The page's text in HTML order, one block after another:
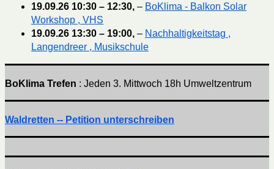
19.09.26 10:30 – 12:30, – BoKlima - Balkon Solar
Workshop , VHS
19.09.26 13:30 – 19:00, – Nachhaltigkeitstag ,
Langendreer , Musikschule
BoKlima Trefen : Jeden 3. Mittwoch 18h Umweltzentrum
Waldretten -- Petition unterschreiben